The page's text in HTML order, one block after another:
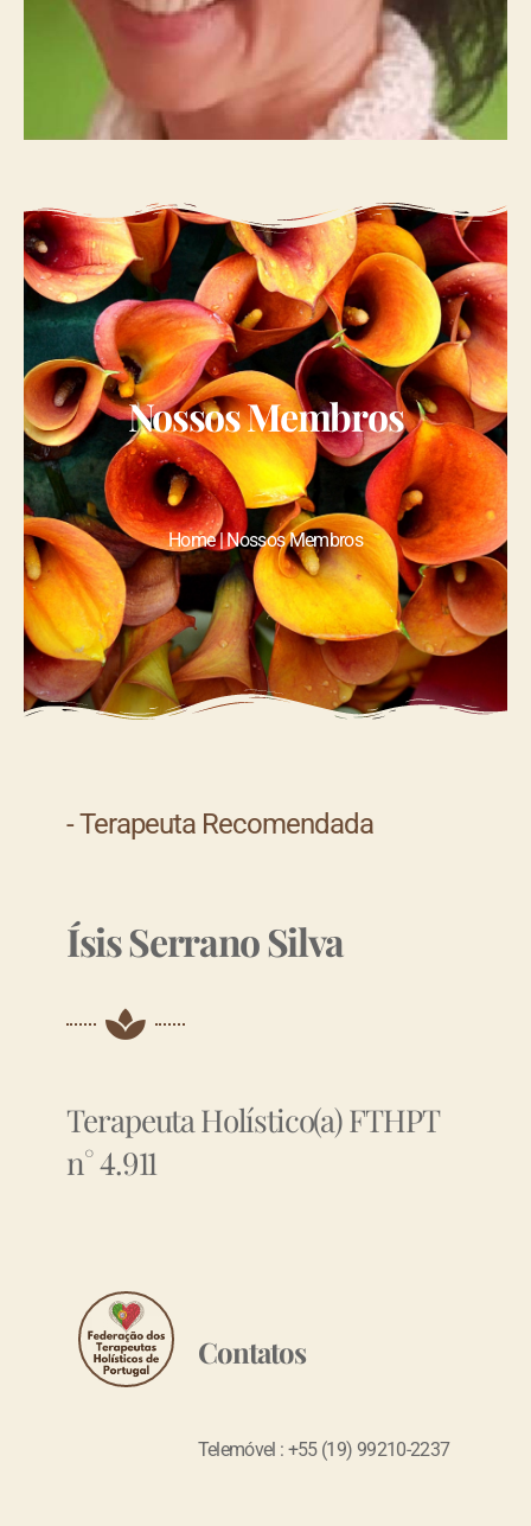
Nossos Membros
Home | Nossos Membros
- Terapeuta Recomendada
Ísis Serrano Silva
Terapeuta Holístico(a) FTHPT
n° 4.911
Contatos
Telemóvel : +55 (19) 99210-2237